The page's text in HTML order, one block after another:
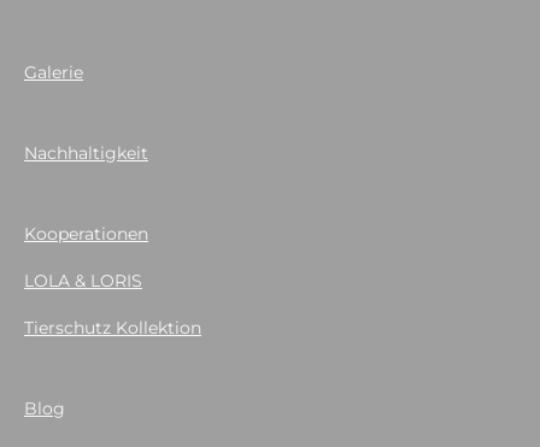
Galerie
Nachhaltigkeit
Kooperationen
LOLA & LORIS
Tierschutz Kollektion
Blog